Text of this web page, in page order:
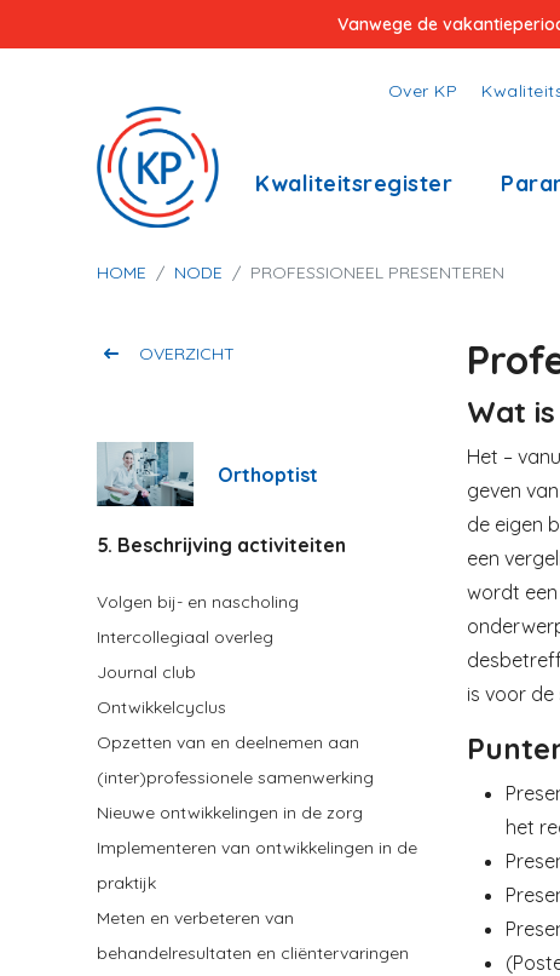
en
Vanwege de
Top
menu
Over KP
Hoofdnavigatie
Kwaliteitsregister
Kruimelpad
HOME NODE PROFESSIONEEL PRESENTEREN
OVERZICHT
Orthoptist
5. Beschrijving activiteiten
Volgen bij- en nascholing
Intercollegiaal overleg
Journal club
Ontwikkelcyclus
Opzetten van en deelnemen aan
(inter)professionele samenwerking
Nieuwe ontwikkelingen in de zorg
Implementeren van ontwikkelingen in de
praktijk
Meten en verbeteren van
behandelresultaten en cliëntervaringen
Wat
Het –
geven
de eigen
een
wordt
is voor
het